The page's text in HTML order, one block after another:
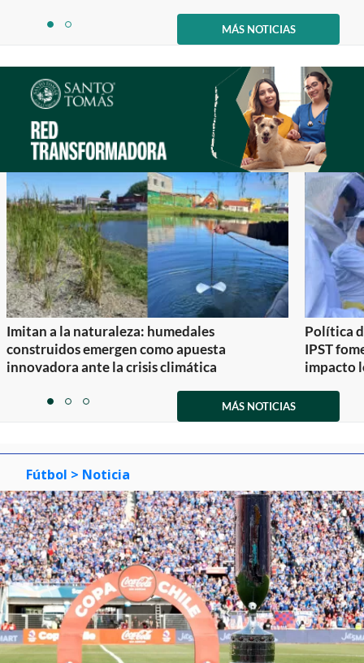
itemitem
2
MÁS NOTICIAS
Imitan a la naturaleza: humedales
construidos emergen como apuesta
innovadora ante la crisis climática
Política
IPST
impacto
itemitemitem
MÁS NOTICIAS
Fútbol > Noticia